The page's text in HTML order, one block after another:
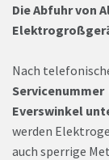
Die Abfuhr von
Nach
Servicenummer
Everswinkel
werden
auch sperrige